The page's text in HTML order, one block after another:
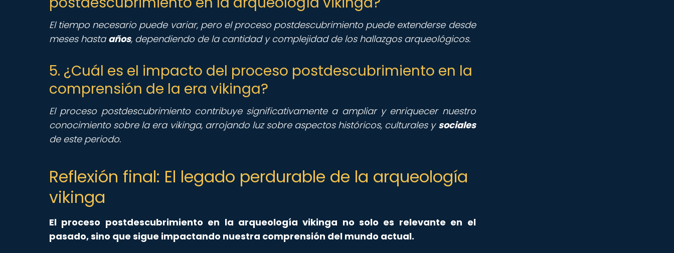
El tiempo necesario puede variar, pero el proceso postdescubrimiento puede extenderse desde
meses hasta años, dependiendo de la cantidad y complejidad de los hallazgos arqueológicos.
5. ¿Cuál es el impacto del proceso postdescubrimiento en la
comprensión de la era vikinga?
El proceso postdescubrimiento contribuye significativamente a ampliar y enriquecer nuestro
conocimiento sobre la era vikinga, arrojando luz sobre aspectos históricos, culturales y sociales
de este periodo.
Reflexión final: El legado perdurable de la arqueología
vikinga
El proceso postdescubrimiento en la arqueología vikinga no solo es relevante en el
pasado, sino que sigue impactando nuestra comprensión del mundo actual.